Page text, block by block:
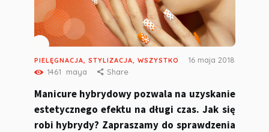
ROZRYWKA
KONTAKT
PIELĘGNACJA STYLIZACJA WSZYSTKO
16 maja 2018
1461
maya Share
Manicure hybrydowy pozwala na uzyskanie
estetycznego efektu na długi czas. Jak się
robi hybrydy? Zapraszamy do sprawdzenia